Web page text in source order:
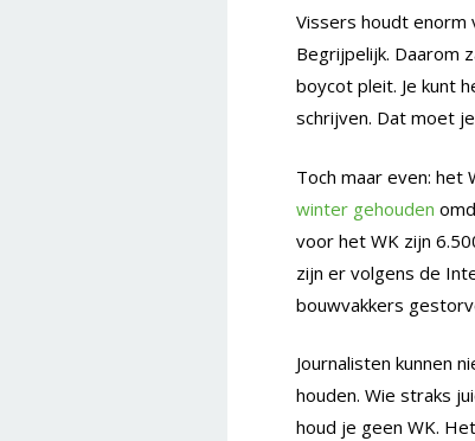
Vissers houdt enorm
Begrijpelijk. Daarom
boycot pleit. Je kunt
schrijven. Dat moet
Toch maar even: het
winter gehouden
voor het WK zijn
zijn er volgens de
bouwvakkers
Journalisten kunnen
houden. Wie straks
houd je geen WK.